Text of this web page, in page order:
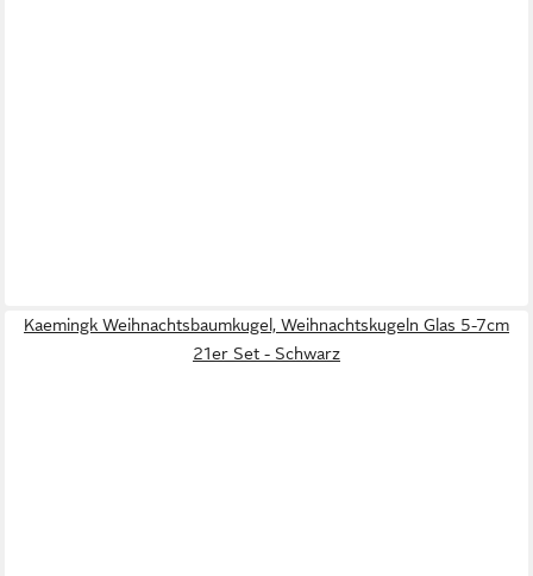
Kaemingk Weihnachtsbaumkugel, Weihnachtskugeln Glas 5-7cm
21er Set - Schwarz